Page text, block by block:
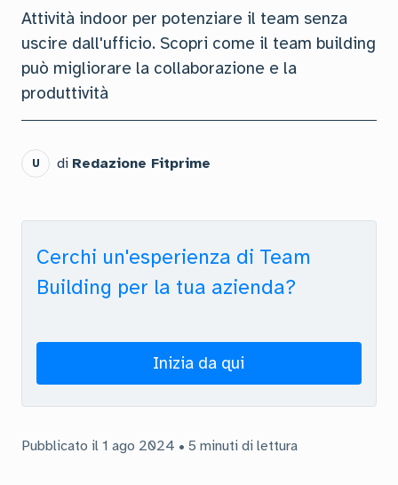
Attività indoor per potenziare il team senza
uscire dall'ufficio. Scopri come il team building
può migliorare la collaborazione e la
produttività
U di Redazione Fitprime
Cerchi un'esperienza di Team
Building per la tua azienda?
Inizia da qui
Pubblicato il 1 ago 2024 • 5 minuti di lettura